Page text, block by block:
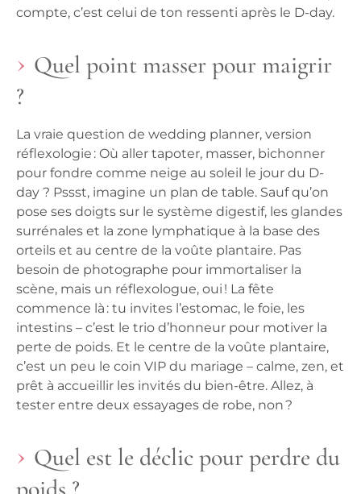
compte, c’est celui de ton ressenti après le D-day.
Quel point masser pour maigrir
?
La vraie question de wedding planner, version
réflexologie : Où aller tapoter, masser, bichonner
pour fondre comme neige au soleil le jour du D-
day ? Pssst, imagine un plan de table. Sauf qu’on
pose ses doigts sur le système digestif, les glandes
surrénales et la zone lymphatique à la base des
orteils et au centre de la voûte plantaire. Pas
besoin de photographe pour immortaliser la
scène, mais un réflexologue, oui ! La fête
commence là : tu invites l’estomac, le foie, les
intestins – c’est le trio d’honneur pour motiver la
perte de poids. Et le centre de la voûte plantaire,
c’est un peu le coin VIP du mariage – calme, zen, et
prêt à accueillir les invités du bien-être. Allez, à
tester entre deux essayages de robe, non ?
Quel est le déclic pour perdre du